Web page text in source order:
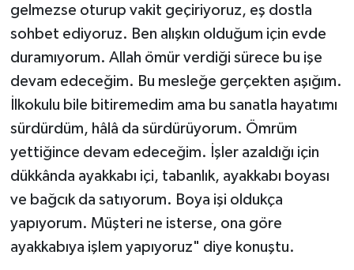
gelmezse oturup vakit geçiriyoruz, eş dostla
sohbet ediyoruz. Ben alışkın olduğum için evde
duramıyorum. Allah ömür verdiği sürece bu işe
devam edeceğim. Bu mesleğe gerçekten aşığım.
İlkokulu bile bitiremedim ama bu sanatla hayatımı
sürdürdüm, hâlâ da sürdürüyorum. Ömrüm
yettiğince devam edeceğim. İşler azaldığı için
dükkânda ayakkabı içi, tabanlık, ayakkabı boyası
ve bağcık da satıyorum. Boya işi oldukça
yapıyorum. Müşteri ne isterse, ona göre
ayakkabıya işlem yapıyoruz" diye konuştu.